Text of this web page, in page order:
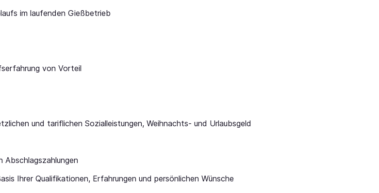
im laufenden Gießbetrieb
von Vorteil
und tariflichen Sozialleistungen, Weihnachts- und Urlaubsgeld
Abschlagszahlungen
Ihrer Qualifikationen, Erfahrungen und persönlichen Wünsche